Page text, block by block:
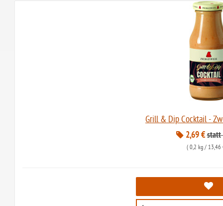
Grill & Dip Cocktail -
2,69 € statt
( 0,2 kg / 13,46